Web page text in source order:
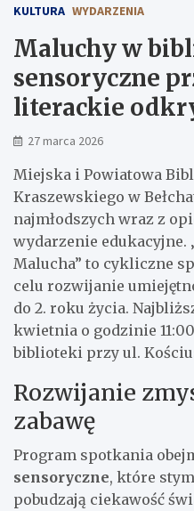
KULTURA WYDARZENIA
Maluchy w
sensoryczne
literackie
27 marca 2026
Miejska i Powiatowa
Kraszewskiego w
najmłodszych wraz z
wydarzenie edukacyjne.
Malucha” to cykliczne
celu rozwijanie
do 2. roku życia.
kwietnia o godzinie
biblioteki przy ul.
Rozwijanie
zabawę
Program spotkania
sensoryczne, które
pobudzają ciekawość